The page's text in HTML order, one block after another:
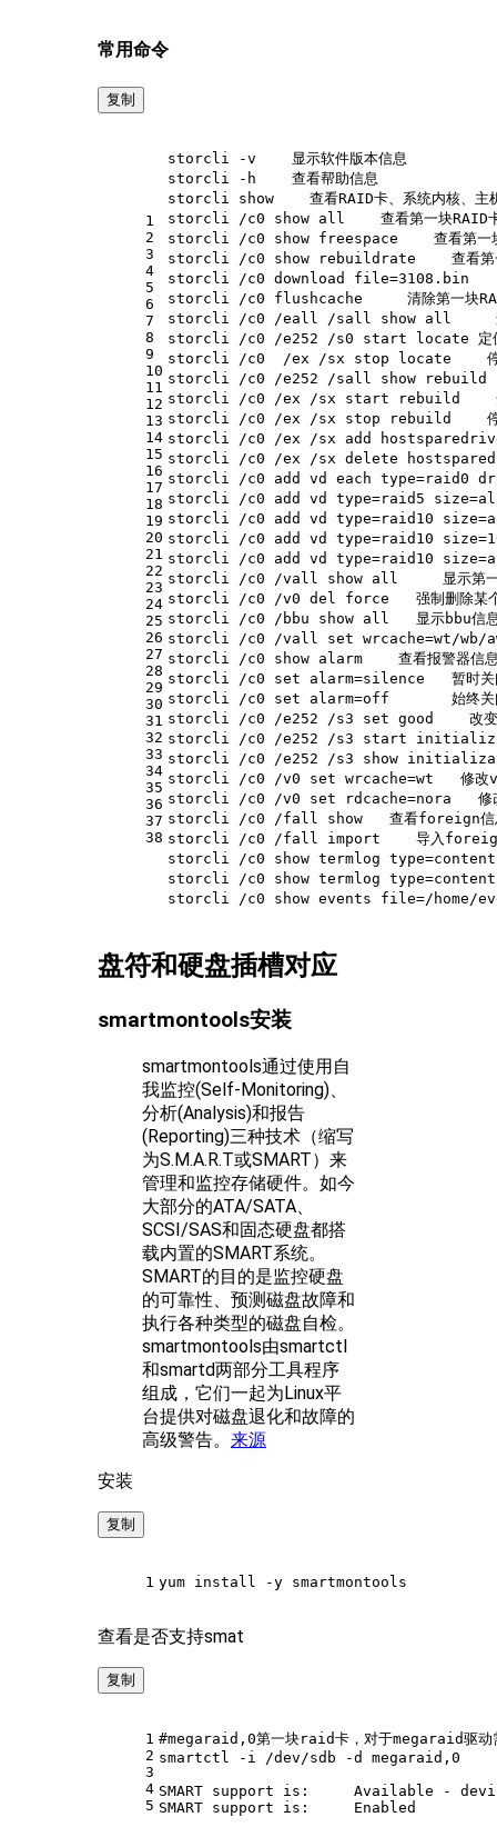
常用命令
复制
1
2
3
4
5
6
7
8
9
10
11
12
13
14
15
16
17
18
19
20
21
22
23
24
25
26
27
28
29
30
31
32
33
34
35
36
37
38
storcli -v    显示软件版本信息
storcli -h    查看帮助信息
storcli show    查看RAID卡、系统内核、主
storcli /c0 show all    查看第一块RAID卡版本
storcli /c0 show freespace    查看第一块
storcli /c0 show rebuildrate    查看第
storcli /c0 download file=3108.bin    升
storcli /c0 flushcache     清除第一块
storcli /c0 /eall /sall show all     查看第
storcli /c0 /e252 /s0 start locate 定位第一
storcli /c0  /ex /sx stop locate    停止定
storcli /c0 /e252 /sall show rebuild  查
storcli /c0 /ex /sx start rebuild    开
storcli /c0 /ex /sx stop rebuild    停
storcli /c0 /ex /sx add hostsparedrive
storcli /c0 /ex /sx delete
storcli /c0 add vd each type=raid0
storcli /c0 add vd type=raid5 size=all
storcli /c0 add vd type=raid10 size=all
storcli /c0 add vd type=raid10
storcli /c0 add vd type=raid10
storcli /c0 /vall show all     显示第一块RAID
storcli /c0 /v0 del force   强制删除某个
storcli /c0 /bbu show all   显示bbu信
storcli /c0 /vall set wrcache=wt/wb/
storcli /c0 show alarm    查看报警器信
storcli /c0 set alarm=silence   暂时关
storcli /c0 set alarm=off       始终关闭
storcli /c0 /e252 /s3 set good    改变
storcli /c0 /e252 /s3 start
storcli /c0 /e252 /s3 show initialization
storcli /c0 /v0 set wrcache=wt   修改
storcli /c0 /v0 set rdcache=nora   修
storcli /c0 /fall show   查看foreign信
storcli /c0 /fall import    导入
storcli /c0 show termlog type
storcli /c0 show termlog type
storcli /c0 show events file=/home/
盘符和硬盘插槽对应
smartmontools安装
smartmontools通过使用自
我监控(Self-Monitoring)、
分析(Analysis)和报告
(Reporting)三种技术（缩写
为S.M.A.R.T或SMART）来
管理和监控存储硬件。如今
大部分的ATA/SATA、
SCSI/SAS和固态硬盘都搭
载内置的SMART系统。
SMART的目的是监控硬盘
的可靠性、预测磁盘故障和
执行各种类型的磁盘自检。
smartmontools由smartctl
和smartd两部分工具程序
组成，它们一起为Linux平
台提供对磁盘退化和故障的
高级警告。 来源
安装
复制
1 yum install -y smartmontools
查看是否支持smat
复制
1
2
3
4
5
#megaraid,0第一块raid卡，对于megaraid驱
smartctl -i /dev/sdb -d megaraid,0
SMART support is:     Available -
SMART support is:     Enabled